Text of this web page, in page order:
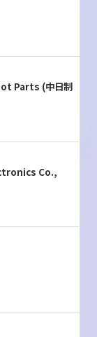
Parts (中日制
Co.,